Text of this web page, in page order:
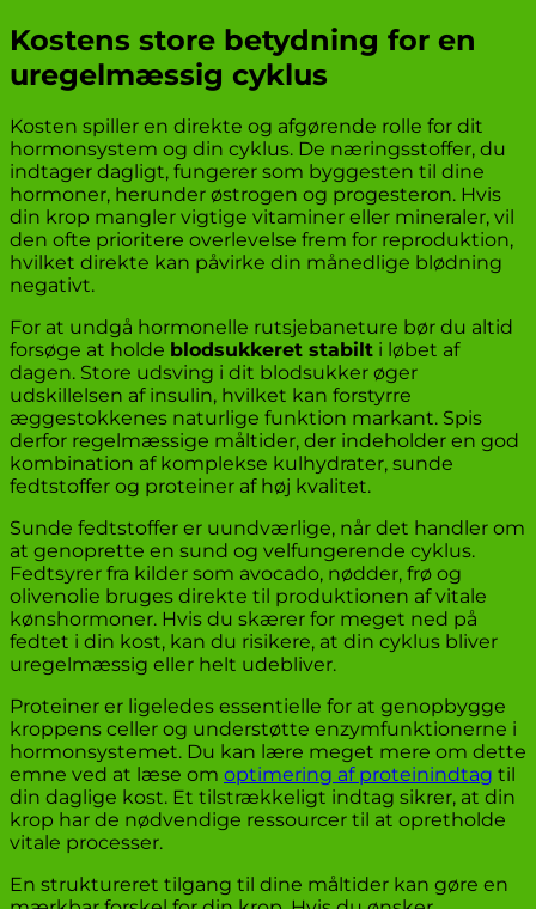
Kostens store betydning for en
uregelmæssig cyklus
Kosten spiller en direkte og afgørende rolle for dit
hormonsystem og din cyklus. De næringsstoffer, du
indtager dagligt, fungerer som byggesten til dine
hormoner, herunder østrogen og progesteron. Hvis
din krop mangler vigtige vitaminer eller mineraler, vil
den ofte prioritere overlevelse frem for reproduktion,
hvilket direkte kan påvirke din månedlige blødning
negativt.
For at undgå hormonelle rutsjebaneture bør du altid
forsøge at holde blodsukkeret stabilt i løbet af
dagen. Store udsving i dit blodsukker øger
udskillelsen af insulin, hvilket kan forstyrre
æggestokkenes naturlige funktion markant. Spis
derfor regelmæssige måltider, der indeholder en god
kombination af komplekse kulhydrater, sunde
fedtstoffer og proteiner af høj kvalitet.
Sunde fedtstoffer er uundværlige, når det handler om
at genoprette en sund og velfungerende cyklus.
Fedtsyrer fra kilder som avocado, nødder, frø og
olivenolie bruges direkte til produktionen af vitale
kønshormoner. Hvis du skærer for meget ned på
fedtet i din kost, kan du risikere, at din cyklus bliver
uregelmæssig eller helt udebliver.
Proteiner er ligeledes essentielle for at genopbygge
kroppens celler og understøtte enzymfunktionerne i
hormonsystemet. Du kan lære meget mere om dette
emne ved at læse om optimering af proteinindtag til
din daglige kost. Et tilstrækkeligt indtag sikrer, at din
krop har de nødvendige ressourcer til at opretholde
vitale processer.
En struktureret tilgang til dine måltider kan gøre en